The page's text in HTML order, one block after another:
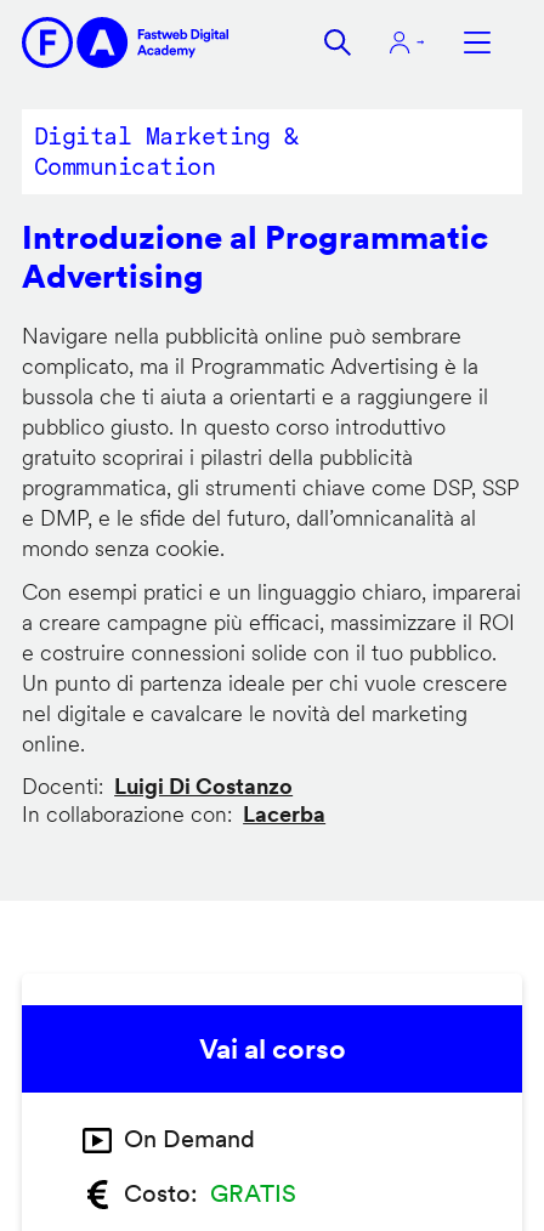
contenuto
Digital Marketing &
Communication
Introduzione al Programmatic
Advertising
Navigare nella pubblicità online può sembrare
complicato, ma il Programmatic Advertising è la
bussola che ti aiuta a orientarti e a raggiungere il
pubblico giusto. In questo corso introduttivo
gratuito scoprirai i pilastri della pubblicità
programmatica, gli strumenti chiave come DSP, SSP
e DMP, e le sfide del futuro, dall’omnicanalità al
mondo senza cookie.
Con esempi pratici e un linguaggio chiaro, imparerai
a creare campagne più efficaci, massimizzare il ROI
e costruire connessioni solide con il tuo pubblico.
Un punto di partenza ideale per chi vuole crescere
nel digitale e cavalcare le novità del marketing
online.
Docenti
Luigi Di Costanzo
In collaborazione con
Lacerba
Vai al corso
On Demand
Costo
GRATIS